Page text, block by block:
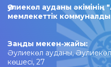
Әулиекөл ауданы
мемлекеттік
Заңды мекен-жайы:
Әулиекөл ауданы,
көшесі, 27